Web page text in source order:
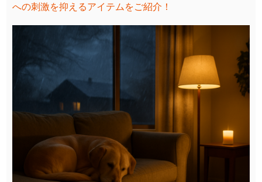
への刺激を抑えるアイテムをご紹介！